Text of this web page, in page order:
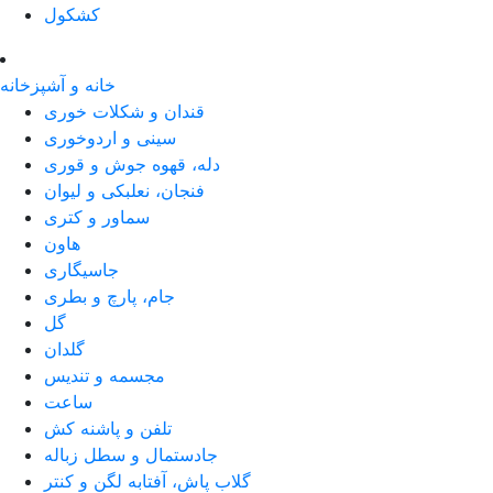
کشکول
خانه و آشپزخانه
قندان و شکلات خوری
سینی و اردوخوری
دله، قهوه جوش و قوری
فنجان، نعلبکی و لیوان
سماور و کتری
هاون
جاسیگاری
جام، پارچ و بطری
گل
گلدان
مجسمه و تندیس
ساعت
تلفن و پاشنه کش
جادستمال و سطل زباله
گلاب پاش، آفتابه لگن و کنتر